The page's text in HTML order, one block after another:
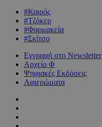
#Καιρός
#Τζόκερ
#Φαρμακεία
#Σκίτσο
Εγγραφή στο Newsletter
Αρχείο Φ
Ψηφιακές Εκδόσεις
Αφιερώματα